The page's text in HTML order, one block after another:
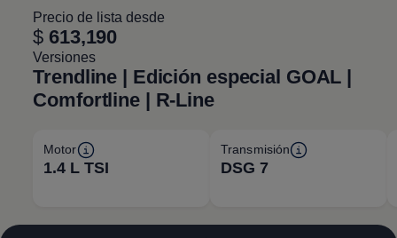
Precio de lista desde
$ 613,190
Versiones
Trendline | Edición especial GOAL |
Comfortline | R-Line
Motor
1.4 L TSI
Transmisión
DSG 7